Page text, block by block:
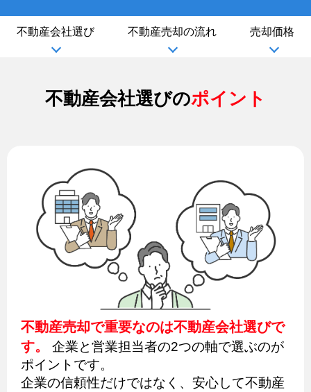
不動産会社選び 不動産売却の流れ 売却価格
不動産会社選びのポイント
不動産売却で重要なのは不動産会社選びで
す。
企業と営業担当者の2つの軸で選ぶのが
ポイントです。
企業の信頼性だけではなく、安心して不動産